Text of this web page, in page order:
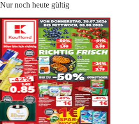
Nur noch heute gültig